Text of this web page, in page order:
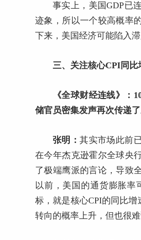
事实上，美国GDP已
迹象，所以一个较高概率
下来，美国经济可能陷入
三、关注核心CPI同比
《全球财经连线》：
储官员密集发声再次传递
张明：其实市场此前
在今年杰克逊霍尔全球央
了极端鹰派的言论，导致
以前，美国的通货膨胀
标，就是核心CPI的同比
转向的概率上升，但也很难